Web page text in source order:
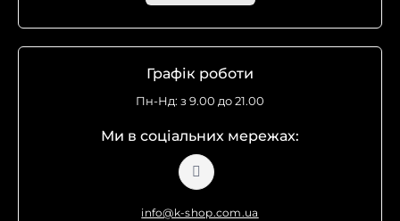
Графік роботи
Пн-Нд: з 9.00 до 21.00
Ми в соціальних мережах:
info@k-shop.com.ua